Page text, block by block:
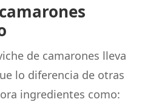
de camarones lleva
lo diferencia de otras
ingredientes como: